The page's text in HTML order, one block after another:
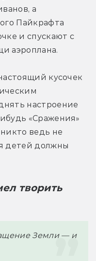
а
Пайкрафта
и спускают с
аэроплана.
кусочек
настроение
«Сражения»
ведь не
детей должны
творить
Земли — и